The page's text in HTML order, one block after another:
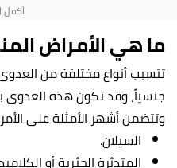
ما هي الأمراض
تتسبب أنواع مختلفة من العدوى
جنسياً، وقد تكون هذه العدوى
وتتضمن أشهر الأمثلة على
السيلان.
المتدثرة الحثرية أو